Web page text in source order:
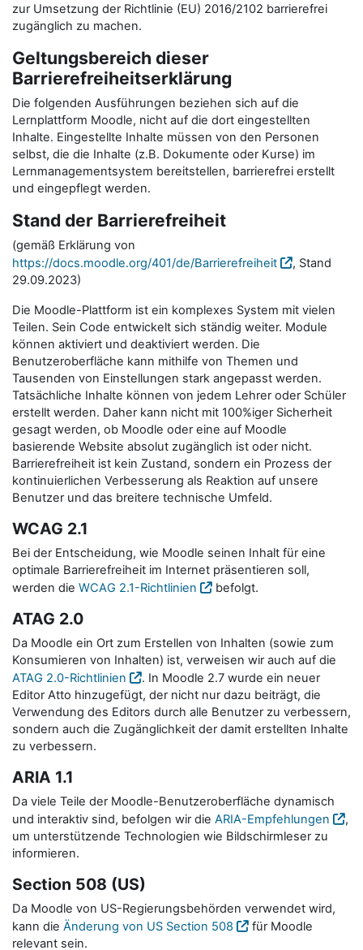
zur Umsetzung der Richtlinie (EU) 2016/2102 barrierefrei
zugänglich zu machen.
Geltungsbereich dieser
Barrierefreiheitserklärung
Die folgenden Ausführungen beziehen sich auf die
Lernplattform Moodle, nicht auf die dort eingestellten
Inhalte. Eingestellte Inhalte müssen von den Personen
selbst, die die Inhalte (z.B. Dokumente oder Kurse) im
Lernmanagementsystem bereitstellen, barrierefrei erstellt
und eingepflegt werden.
Stand der Barrierefreiheit
(gemäß Erklärung von
https://docs.moodle.org/401/de/Barrierefreiheit
, Stand
29.09.2023)
Die Moodle-Plattform ist ein komplexes System mit vielen
Teilen. Sein Code entwickelt sich ständig weiter. Module
können aktiviert und deaktiviert werden. Die
Benutzeroberfläche kann mithilfe von Themen und
Tausenden von Einstellungen stark angepasst werden.
Tatsächliche Inhalte können von jedem Lehrer oder Schüler
erstellt werden. Daher kann nicht mit 100%iger Sicherheit
gesagt werden, ob Moodle oder eine auf Moodle
basierende Website absolut zugänglich ist oder nicht.
Barrierefreiheit ist kein Zustand, sondern ein Prozess der
kontinuierlichen Verbesserung als Reaktion auf unsere
Benutzer und das breitere technische Umfeld.
WCAG 2.1
Bei der Entscheidung, wie Moodle seinen Inhalt für eine
optimale Barrierefreiheit im Internet präsentieren soll,
werden die WCAG 2.1-Richtlinien befolgt.
ATAG 2.0
Da Moodle ein Ort zum Erstellen von Inhalten (sowie zum
Konsumieren von Inhalten) ist, verweisen wir auch auf die
ATAG 2.0-Richtlinien
. In Moodle 2.7 wurde ein neuer
Editor Atto hinzugefügt, der nicht nur dazu beiträgt, die
Verwendung des Editors durch alle Benutzer zu verbessern,
sondern auch die Zugänglichkeit der damit erstellten Inhalte
zu verbessern.
ARIA 1.1
Da viele Teile der Moodle-Benutzeroberfläche dynamisch
und interaktiv sind, befolgen wir die ARIA-Empfehlungen
,
um unterstützende Technologien wie Bildschirmleser zu
informieren.
Section 508 (US)
Da Moodle von US-Regierungsbehörden verwendet wird,
kann die Änderung von US Section 508
für Moodle
relevant sein.